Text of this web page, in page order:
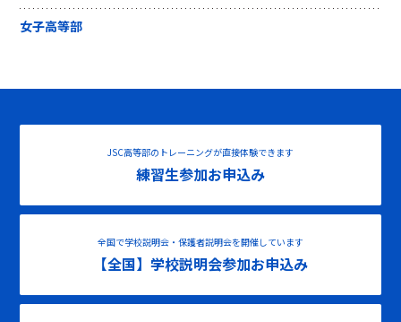
女子高等部
JSC高等部のトレーニングが直接体験できます
練習生参加お申込み
全国で学校説明会・保護者説明会を開催しています
【全国】学校説明会参加お申込み